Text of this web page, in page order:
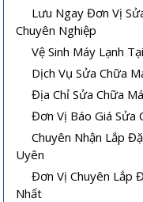
Lưu Ngay Đơn Vị
Chuyên Nghiệp
Vệ Sinh Máy Lạnh
Dịch Vụ Sửa Chữa
Địa Chỉ Sửa Chữa
Đơn Vị Báo Giá Sửa
Chuyên Nhận Lắp
Uyên
Đơn Vị Chuyên Lắp
Nhất
Cách sửa máy lạnh âm trần
lạnh hoặc lạnh yếu